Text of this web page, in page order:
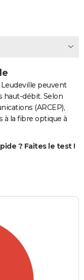
peuvent
haut-débit. Selon
(ARCEP),
à la fibre optique à
? Faites le test !